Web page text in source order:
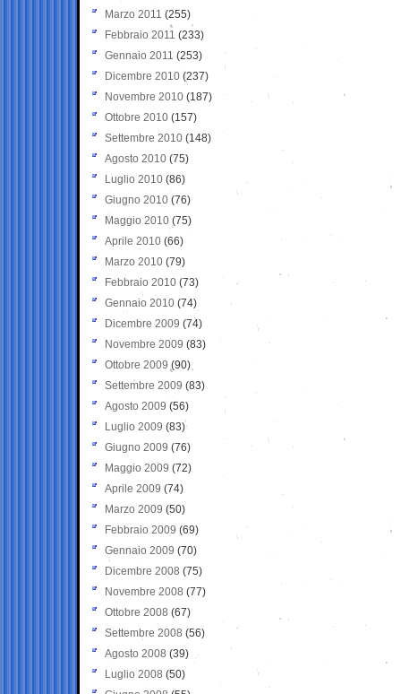
Marzo 2011 (255)
Febbraio 2011 (233)
Gennaio 2011 (253)
Dicembre 2010 (237)
Novembre 2010 (187)
Ottobre 2010 (157)
Settembre 2010 (148)
Agosto 2010 (75)
Luglio 2010 (86)
Giugno 2010 (76)
Maggio 2010 (75)
Aprile 2010 (66)
Marzo 2010 (79)
Febbraio 2010 (73)
Gennaio 2010 (74)
Dicembre 2009 (74)
Novembre 2009 (83)
Ottobre 2009 (90)
Settembre 2009 (83)
Agosto 2009 (56)
Luglio 2009 (83)
Giugno 2009 (76)
Maggio 2009 (72)
Aprile 2009 (74)
Marzo 2009 (50)
Febbraio 2009 (69)
Gennaio 2009 (70)
Dicembre 2008 (75)
Novembre 2008 (77)
Ottobre 2008 (67)
Settembre 2008 (56)
Agosto 2008 (39)
Luglio 2008 (50)